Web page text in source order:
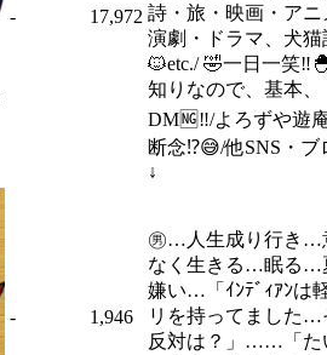
- 17,972 詩・旅・映画・アニ
演劇・ドラマ、犬猫
🐱etc./ 🤣一日一笑
知りなので、基本、
DM🆖‼️/よろずや遊
断念⁉️😅/他SNS・ブ
↓
- 1,946
㊚…人生成り行き…
なく生きる…眠る…
嫌い…「ｲﾝﾃﾞｨｱﾝは
リを持ってました…
反対は？」……「た